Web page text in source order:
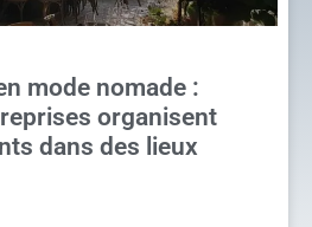
mode nomade :
organisent
dans des lieux